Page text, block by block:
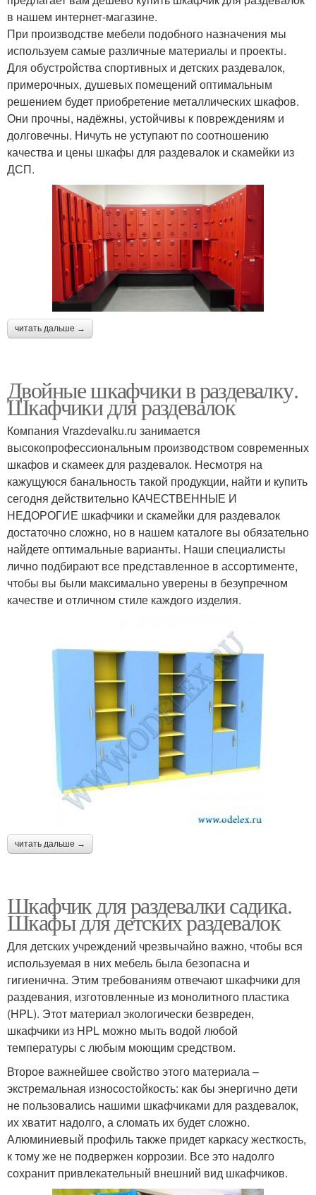
в нашем интернет-магазине.
При производстве мебели подобного назначения мы
используем самые различные материалы и проекты.
Для обустройства спортивных и детских раздевалок,
примерочных, душевых помещений оптимальным
решением будет приобретение металлических шкафов.
Они прочны, надёжны, устойчивы к повреждениям и
долговечны. Ничуть не уступают по соотношению
качества и цены шкафы для раздевалок и скамейки из
ДСП.
читать дальше →
Двойные шкафчики в раздевалку.
Шкафчики для раздевалок
Компания Vrazdevalku.ru занимается
высокопрофессиональным производством современных
шкафов и скамеек для раздевалок. Несмотря на
кажущуюся банальность такой продукции, найти и купить
сегодня действительно КАЧЕСТВЕННЫЕ И
НЕДОРОГИЕ шкафчики и скамейки для раздевалок
достаточно сложно, но в нашем каталоге вы обязательно
найдете оптимальные варианты. Наши специалисты
лично подбирают все представленное в ассортименте,
чтобы вы были максимально уверены в безупречном
качестве и отличном стиле каждого изделия.
читать дальше →
Шкафчик для раздевалки садика.
Шкафы для детских раздевалок
Для детских учреждений чрезвычайно важно, чтобы вся
используемая в них мебель была безопасна и
гигиенична. Этим требованиям отвечают шкафчики для
раздевания, изготовленные из монолитного пластика
(HPL). Этот материал экологически безвреден,
шкафчики из HPL можно мыть водой любой
температуры с любым моющим средством.
Второе важнейшее свойство этого материала –
экстремальная износостойкость: как бы энергично дети
не пользовались нашими шкафчиками для раздевалок,
их хватит надолго, а сломать их будет сложно.
Алюминиевый профиль также придет каркасу жесткость,
к тому же не подвержен коррозии. Все это надолго
сохранит привлекательный внешний вид шкафчиков.